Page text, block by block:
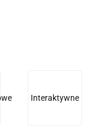
Interaktywne